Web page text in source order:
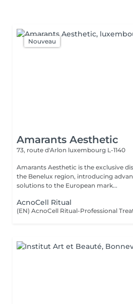
Nouveau
Amarants Aesthetic
73, route d'Arlon luxembourg L-1140
Amarants Aesthetic is the exclusive
the Benelux region, introducing
solutions to the European mark...
AcnoCell Ritual